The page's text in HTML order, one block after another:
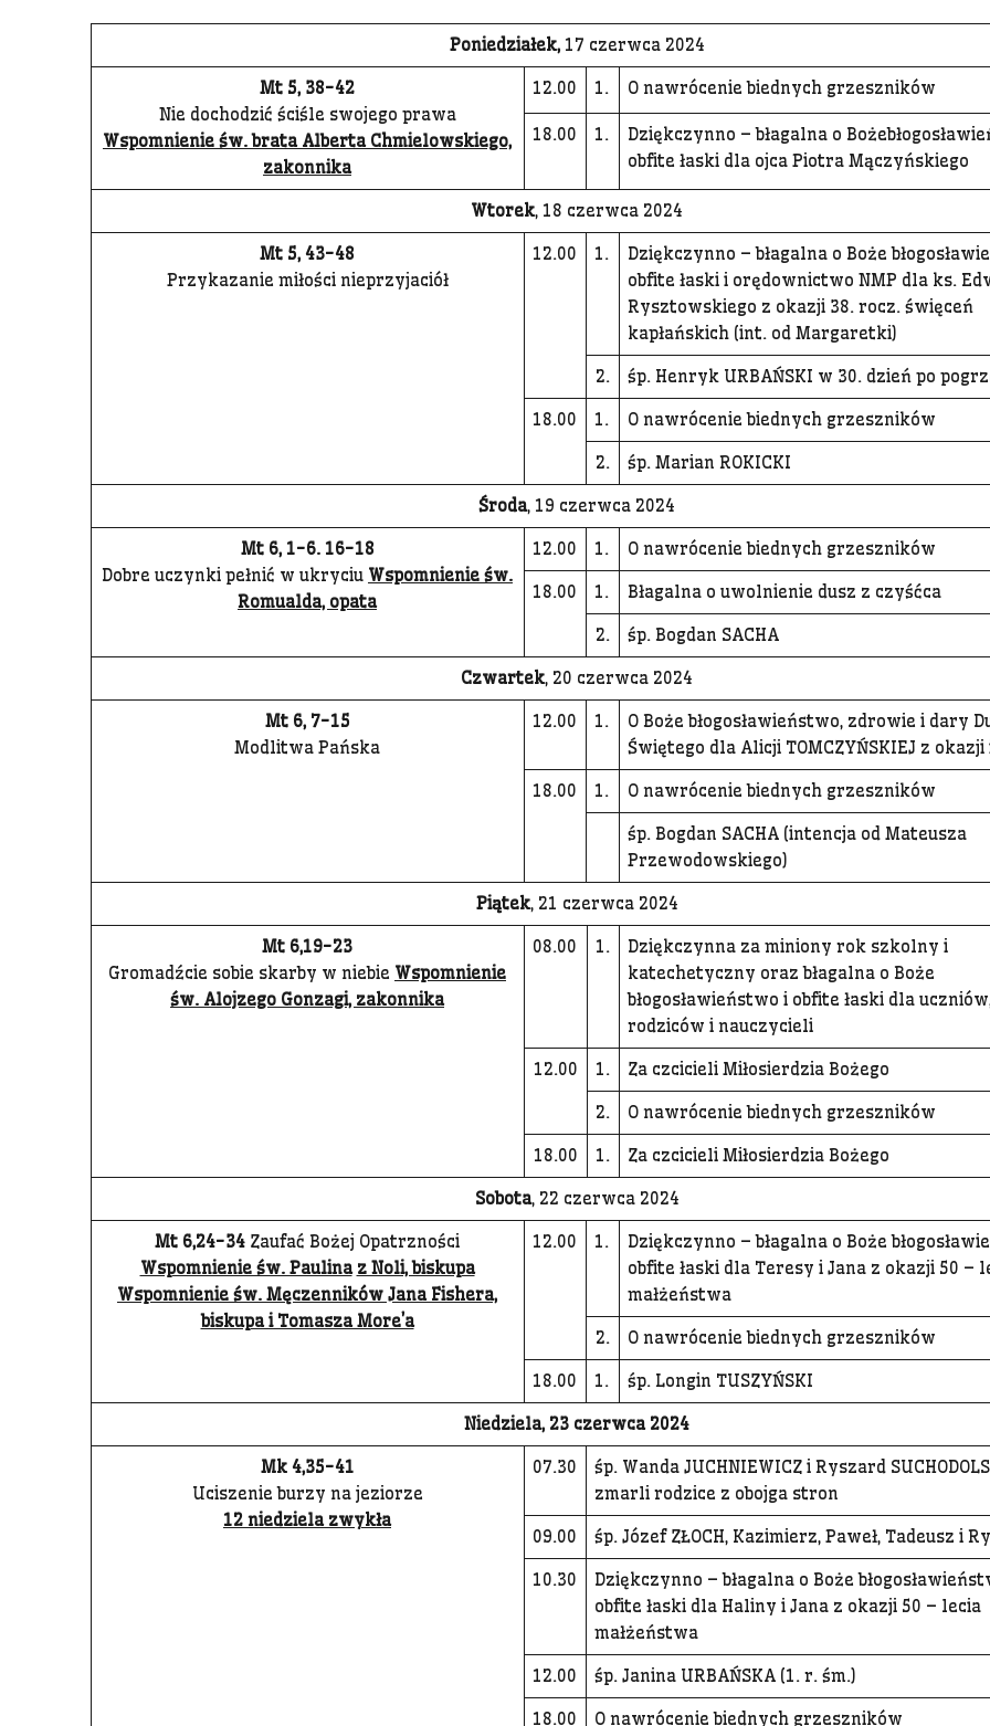
Poniedziałek, 17 czerwca 2024
Mt 5, 38-42
Nie dochodzić ściśle swojego prawa
Wspomnienie św. brata Alberta Chmielowskiego,
zakonnika
12.00 1. O nawrócenie biednych grzeszników
18.00 1.
Dziękczynno – błagalna o
obfite łaski dla ojca Piotra Mączyńskiego
Wtorek, 18 czerwca 2024
Mt 5, 43-48
Przykazanie miłości nieprzyjaciół
12.00 1.
Dziękczynno – błagalna o Boże
obfite łaski i orędownictwo NMP dla ks.
Rysztowskiego z okazji 38. rocz. święceń
kapłańskich (int. od Margaretki)
2. śp. Henryk URBAŃSKI w 30. dzień po
18.00 1. O nawrócenie biednych grzeszników
2. śp. Marian ROKICKI
Środa, 19 czerwca 2024
Mt 6, 1-6. 16-18
Dobre uczynki pełnić w ukryciu Wspomnienie św.
Romualda, opata
12.00 1. O nawrócenie biednych grzeszników
18.00 1. Błagalna o uwolnienie dusz z czyśćca
2. śp. Bogdan SACHA
Czwartek, 20 czerwca 2024
Mt 6, 7-15
Modlitwa Pańska
12.00 1.
O Boże błogosławieństwo, zdrowie i dary
Świętego dla Alicji TOMCZYŃSKIEJ z
18.00 1. O nawrócenie biednych grzeszników
śp. Bogdan SACHA (intencja od Mateusza
Przewodowskiego)
Piątek, 21 czerwca 2024
Mt 6,19-23
Gromadźcie sobie skarby w niebie Wspomnienie
św. Alojzego Gonzagi, zakonnika
08.00 1.
Dziękczynna za miniony rok szkolny i
katechetyczny oraz błagalna o Boże
błogosławieństwo i obfite łaski dla
rodziców i nauczycieli
12.00 1. Za czcicieli Miłosierdzia Bożego
2. O nawrócenie biednych grzeszników
18.00 1. Za czcicieli Miłosierdzia Bożego
Sobota, 22 czerwca 2024
Mt 6,24-34 Zaufać Bożej Opatrzności
Wspomnienie św. Paulina z Noli, biskupa
Wspomnienie św. Męczenników Jana Fishera,
biskupa i Tomasza More’a
12.00 1.
Dziękczynno – błagalna o Boże
obfite łaski dla Teresy i Jana z okazji 50 –
małżeństwa
2. O nawrócenie biednych grzeszników
18.00 1. śp. Longin TUSZYŃSKI
Niedziela, 23 czerwca 2024
Mk 4,35-41
Uciszenie burzy na jeziorze
12 niedziela zwykła
07.30
śp. Wanda JUCHNIEWICZ i Ryszard
zmarli rodzice z obojga stron
09.00 śp. Józef ZŁOCH, Kazimierz, Paweł, Tadeusz i
10.30
Dziękczynno – błagalna o Boże
obfite łaski dla Haliny i Jana z okazji 50 – lecia
małżeństwa
12.00 śp. Janina URBAŃSKA (1. r. śm.)
18.00 O nawrócenie biednych grzeszników